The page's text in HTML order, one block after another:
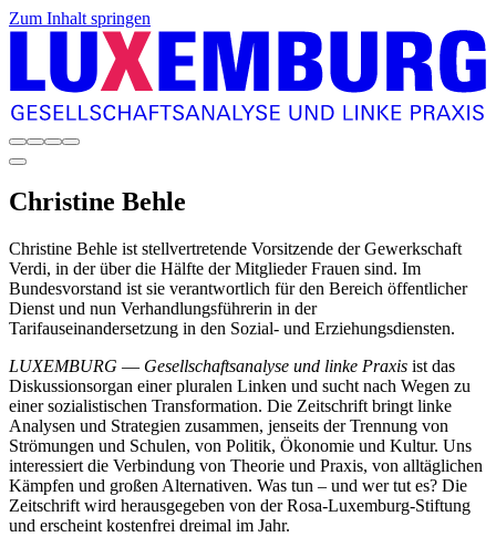
Zum Inhalt springen
Christine Behle
Christine Behle ist stellvertretende Vorsitzende der Gewerkschaft
Verdi, in der über die Hälfte der Mitglieder Frauen sind. Im
Bundesvorstand ist sie verantwortlich für den Bereich öffentlicher
Dienst und nun Verhandlungsführerin in der
Tarifauseinandersetzung in den Sozial- und Erziehungsdiensten.
LUXEMBURG — Gesellschaftsanalyse und linke Praxis ist das
Diskussionsorgan einer pluralen Linken und sucht nach Wegen zu
einer sozialistischen Transformation. Die Zeitschrift bringt linke
Analysen und Strategien zusammen, jenseits der Trennung von
Strömungen und Schulen, von Politik, Ökonomie und Kultur. Uns
interessiert die Verbindung von Theorie und Praxis, von alltäglichen
Kämpfen und großen Alternativen. Was tun – und wer tut es? Die
Zeitschrift wird herausgegeben von der Rosa-Luxemburg-Stiftung
und erscheint kostenfrei dreimal im Jahr.